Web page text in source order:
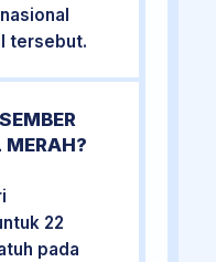
tersebut.
MERAH?
22
pada